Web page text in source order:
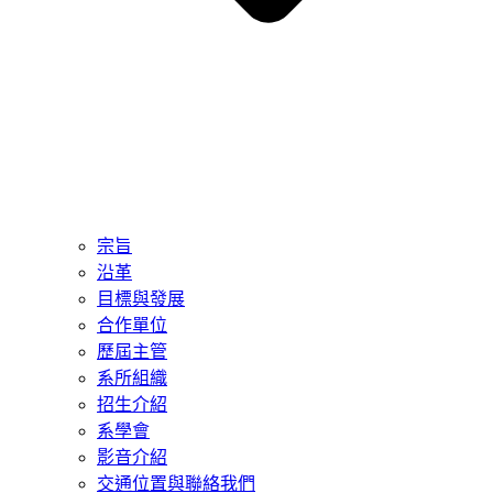
宗旨
沿革
目標與發展
合作單位
歷屆主管
系所組織
招生介紹
系學會
影音介紹
交通位置與聯絡我們